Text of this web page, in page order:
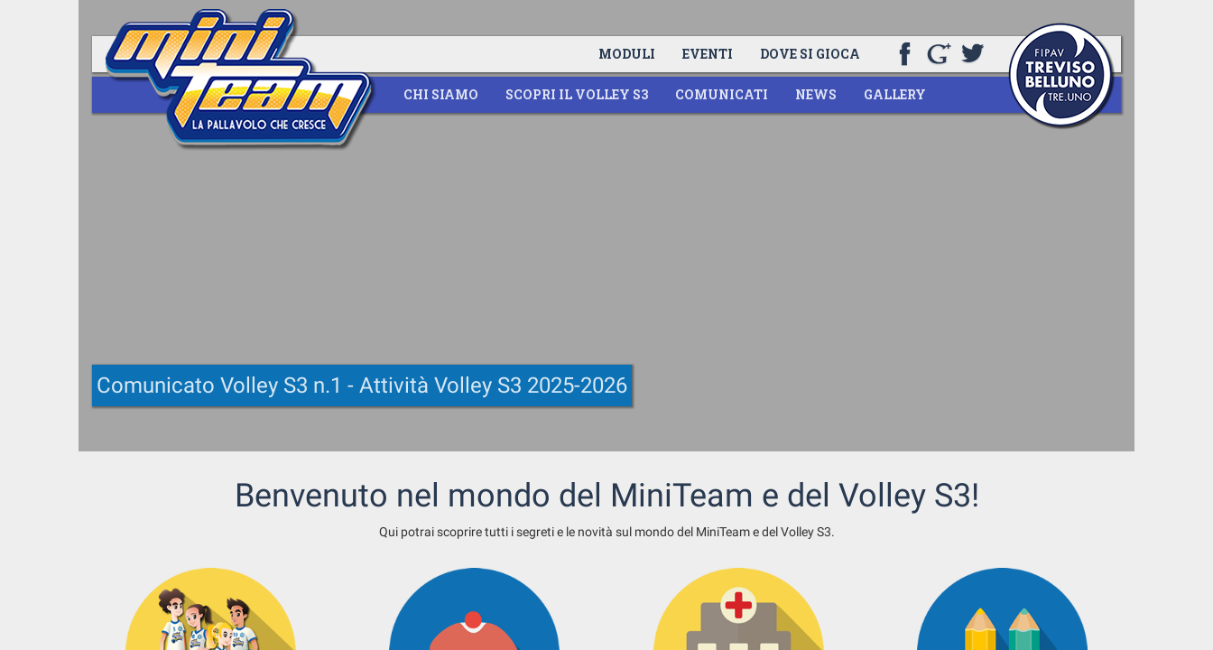
MODULI EVENTI DOVE SI GIOCA
CHI SIAMO SCOPRI IL VOLLEY S3 COMUNICATI NEWS GALLERY
Comunicato Volley S3 n.1 - Attività Volley S3 2025-2026
Benvenuto nel mondo del MiniTeam e del Volley S3!
Qui potrai scoprire tutti i segreti e le novità sul mondo del MiniTeam e del Volley S3.